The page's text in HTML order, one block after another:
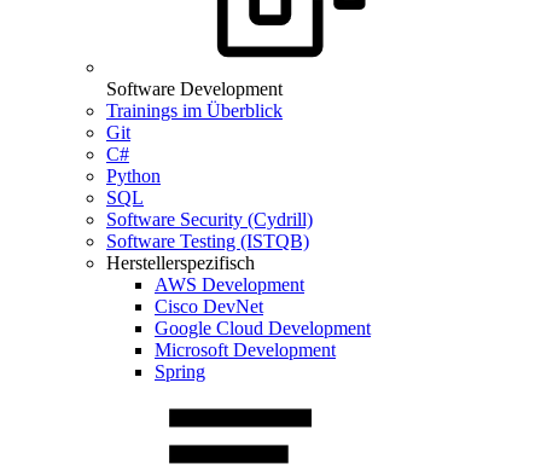
Software Development
Trainings im Überblick
Git
C#
Python
SQL
Software Security (Cydrill)
Software Testing (ISTQB)
Herstellerspezifisch
AWS Development
Cisco DevNet
Google Cloud Development
Microsoft Development
Spring